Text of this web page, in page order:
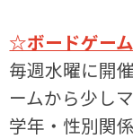
☆ボードゲー
毎週水曜に開
ームから少し
学年・性別関